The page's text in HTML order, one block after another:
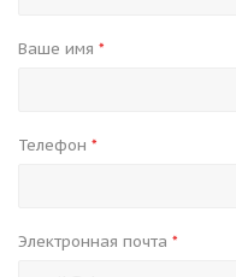
Ваше имя *
Телефон *
Электронная почта *